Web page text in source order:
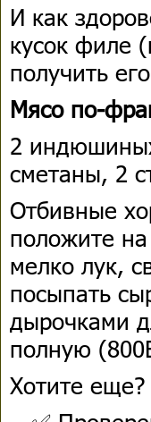
И как
кусок филе
получить
Мясо по-
2
сметаны, 2
Отбивные
положите
мелко лук,
посыпать
дырочками
полную
Хотите еще?